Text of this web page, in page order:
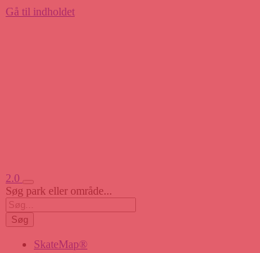
Gå til indholdet
2.0
Søg park eller område...
Søg
SkateMap®